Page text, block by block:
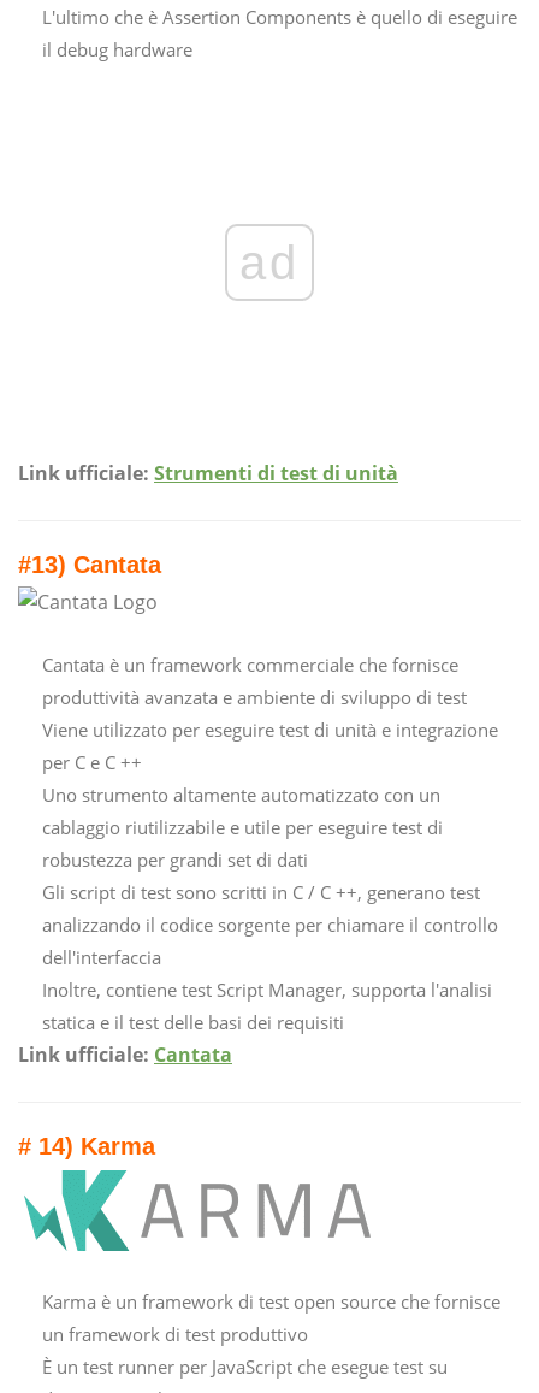
L'ultimo che è Assertion Components è quello di eseguire
il debug hardware
ad
Link ufficiale: Strumenti di test di unità
#13) Cantata
Cantata è un framework commerciale che fornisce
produttività avanzata e ambiente di sviluppo di test
Viene utilizzato per eseguire test di unità e integrazione
per C e C ++
Uno strumento altamente automatizzato con un
cablaggio riutilizzabile e utile per eseguire test di
robustezza per grandi set di dati
Gli script di test sono scritti in C / C ++, generano test
analizzando il codice sorgente per chiamare il controllo
dell'interfaccia
Inoltre, contiene test Script Manager, supporta l'analisi
statica e il test delle basi dei requisiti
Link ufficiale: Cantata
# 14) Karma
Karma è un framework di test open source che fornisce
un framework di test produttivo
È un test runner per JavaScript che esegue test su